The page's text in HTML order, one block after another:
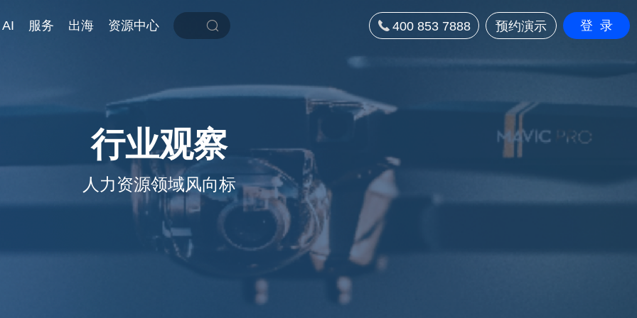
AI 服务 出海 资源中心 400 853 7888 预约演示 登录
行业观察
人力资源领域风向标